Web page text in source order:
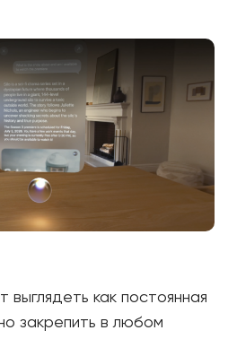
выглядеть как постоянная
закрепить в любом